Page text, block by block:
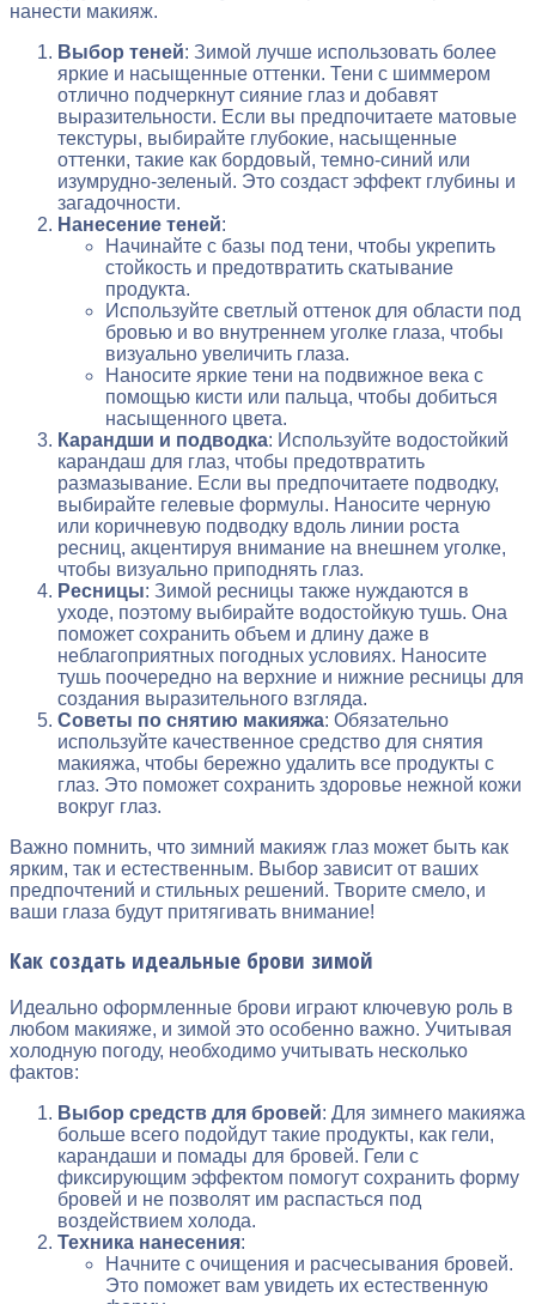
нанести макияж.
Выбор теней: Зимой лучше использовать более
яркие и насыщенные оттенки. Тени с шиммером
отлично подчеркнут сияние глаз и добавят
выразительности. Если вы предпочитаете матовые
текстуры, выбирайте глубокие, насыщенные
оттенки, такие как бордовый, темно-синий или
изумрудно-зеленый. Это создаст эффект глубины и
загадочности.
Нанесение теней:
Начинайте с базы под тени, чтобы укрепить
стойкость и предотвратить скатывание
продукта.
Используйте светлый оттенок для области под
бровью и во внутреннем уголке глаза, чтобы
визуально увеличить глаза.
Наносите яркие тени на подвижное века с
помощью кисти или пальца, чтобы добиться
насыщенного цвета.
Карандши и подводка: Используйте водостойкий
карандаш для глаз, чтобы предотвратить
размазывание. Если вы предпочитаете подводку,
выбирайте гелевые формулы. Наносите черную
или коричневую подводку вдоль линии роста
ресниц, акцентируя внимание на внешнем уголке,
чтобы визуально приподнять глаз.
Ресницы: Зимой ресницы также нуждаются в
уходе, поэтому выбирайте водостойкую тушь. Она
поможет сохранить объем и длину даже в
неблагоприятных погодных условиях. Наносите
тушь поочередно на верхние и нижние ресницы для
создания выразительного взгляда.
Советы по снятию макияжа: Обязательно
используйте качественное средство для снятия
макияжа, чтобы бережно удалить все продукты с
глаз. Это поможет сохранить здоровье нежной кожи
вокруг глаз.
Важно помнить, что зимний макияж глаз может быть как
ярким, так и естественным. Выбор зависит от ваших
предпочтений и стильных решений. Творите смело, и
ваши глаза будут притягивать внимание!
Как создать идеальные брови зимой
Идеально оформленные брови играют ключевую роль в
любом макияже, и зимой это особенно важно. Учитывая
холодную погоду, необходимо учитывать несколько
фактов:
Выбор средств для бровей: Для зимнего макияжа
больше всего подойдут такие продукты, как гели,
карандаши и помады для бровей. Гели с
фиксирующим эффектом помогут сохранить форму
бровей и не позволят им распасться под
воздействием холода.
Техника нанесения:
Начните с очищения и расчесывания бровей.
Это поможет вам увидеть их естественную